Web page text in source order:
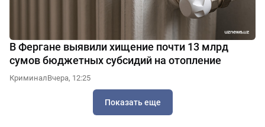
В Фергане выявили хищение почти 13 млрд
сумов бюджетных субсидий на отопление
КриминалВчера, 12:25
Показать еще